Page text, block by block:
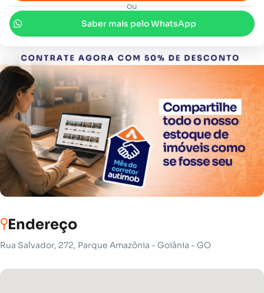
ou
Saber mais pelo WhatsApp
Endereço
Rua Salvador, 272, Parque Amazônia - Goiânia - GO